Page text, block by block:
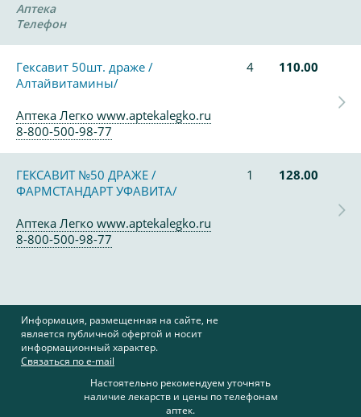
Аптека
Телефон
Гексавит 50шт. драже /
Алтайвитамины/
4 110.00
Аптека Легко www.aptekalegko.ru
8-800-500-98-77
ГЕКСАВИТ №50 ДРАЖЕ /
ФАРМСТАНДАРТ УФАВИТА/
1 128.00
Аптека Легко www.aptekalegko.ru
8-800-500-98-77
Информация, размещенная на сайте, не
является публичной офертой и носит
информационный характер.
Связаться по e-mail
Настоятельно рекомендуем уточнять
наличие лекарств и цены по телефонам
аптек.